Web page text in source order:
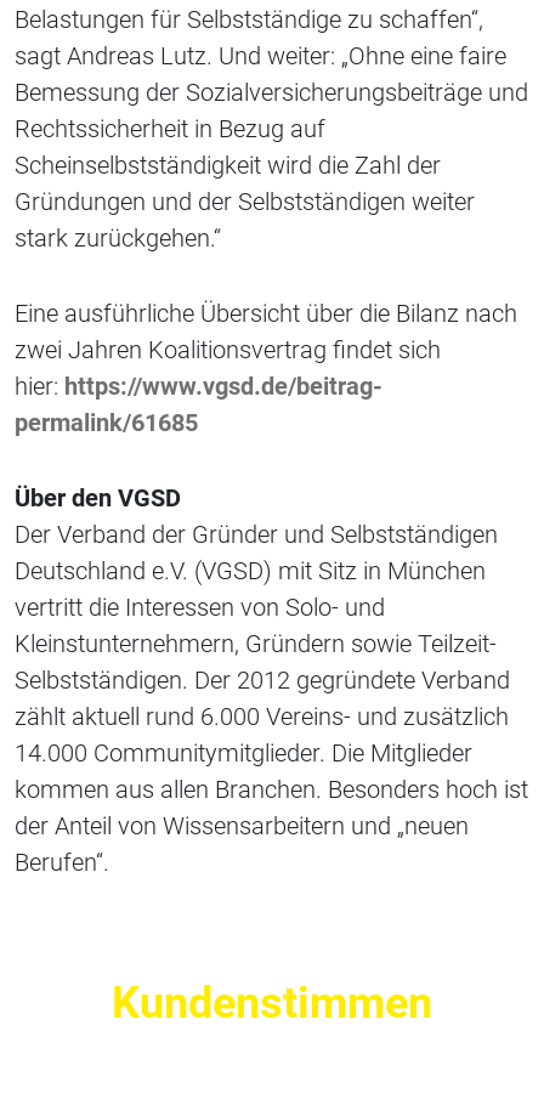
Belastungen für Selbstständige zu schaffen“,
sagt Andreas Lutz. Und weiter: „Ohne eine faire
Bemessung der Sozialversicherungsbeiträge und
Rechtssicherheit in Bezug auf
Scheinselbstständigkeit wird die Zahl der
Gründungen und der Selbstständigen weiter
stark zurückgehen.“
Eine ausführliche Übersicht über die Bilanz nach
zwei Jahren Koalitionsvertrag findet sich
hier: https://www.vgsd.de/beitrag-
permalink/61685
Über den VGSD
Der Verband der Gründer und Selbstständigen
Deutschland e.V. (VGSD) mit Sitz in München
vertritt die Interessen von Solo- und
Kleinstunternehmern, Gründern sowie Teilzeit-
Selbstständigen. Der 2012 gegründete Verband
zählt aktuell rund 6.000 Vereins- und zusätzlich
14.000 Communitymitglieder. Die Mitglieder
kommen aus allen Branchen. Besonders hoch ist
der Anteil von Wissensarbeitern und „neuen
Berufen“.
Kundenstimmen